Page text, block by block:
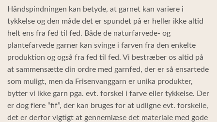
Håndspindningen kan betyde, at garnet kan variere i
tykkelse og den måde det er spundet på er heller ikke altid
helt ens fra fed til fed. Både de naturfarvede- og
plantefarvede garner kan svinge i farven fra den enkelte
produktion og også fra fed til fed. Vi bestræber os altid på
at sammensætte din ordre med garnfed, der er så ensartede
som muligt, men da Frisenvanggarn er unika produkter,
bytter vi ikke garn pga. evt. forskel i farve eller tykkelse. Der
er dog flere “fif”, der kan bruges for at udligne evt. forskelle,
det er derfor vigtigt at gennemlæse det materiale med gode